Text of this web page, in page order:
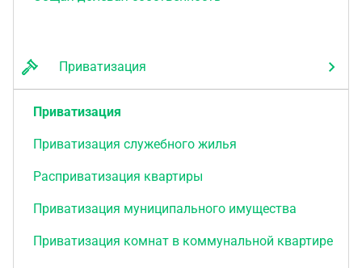
Приватизация
Приватизация
Приватизация служебного жилья
Расприватизация квартиры
Приватизация муниципального имущества
Приватизация комнат в коммунальной квартире